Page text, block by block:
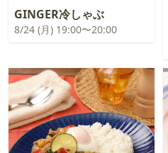
GINGER冷しゃぶ
8/24 (月) 19:00〜20:00